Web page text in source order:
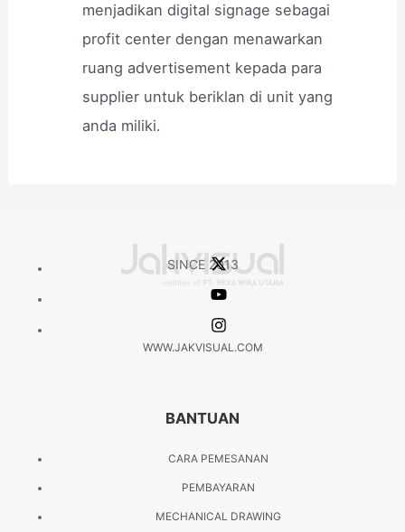
menjadikan digital signage sebagai
profit center dengan menawarkan
ruang advertisement kepada para
supplier untuk beriklan di unit yang
anda miliki.
SINCE 2013
WWW.JAKVISUAL.COM
BANTUAN
CARA PEMESANAN
PEMBAYARAN
MECHANICAL DRAWING